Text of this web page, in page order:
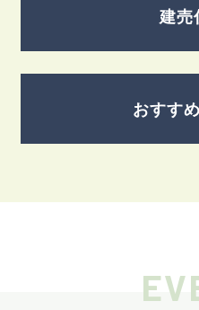
建売
おすす